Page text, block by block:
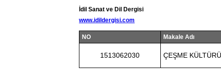
İdil Sanat ve Dil Dergisi
www.idildergisi.com
NO Makale Adı
1513062030 ÇEŞME